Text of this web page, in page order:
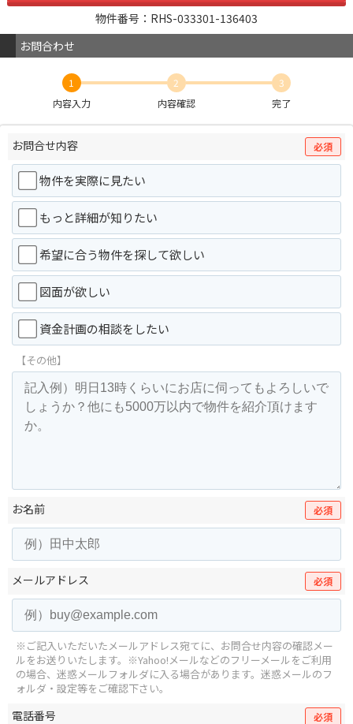
物件番号：RHS-033301-136403
お問合わせ
1
内容入力
2
内容確認
3
完了
お問合せ内容 必須
物件を実際に見たい
もっと詳細が知りたい
希望に合う物件を探して欲しい
図面が欲しい
資金計画の相談をしたい
【その他】
お名前 必須
メールアドレス 必須
※ご記入いただいたメールアドレス宛てに、お問合せ内容の確認メー
ルをお送りいたします。 ※Yahoo!メールなどのフリーメールをご利用
の場合、迷惑メールフォルダに入る場合があります。 迷惑メールのフ
ォルダ・設定等をご確認下さい。
電話番号 必須